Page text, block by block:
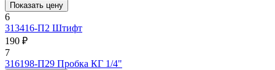
Показать цену
6
313416-П2 Штифт
190 ₽
7
316198-П29 Пробка КГ 1/4"